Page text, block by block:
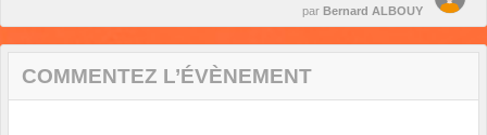
par Bernard ALBOUY
COMMENTEZ L’ÉVÈNEMENT